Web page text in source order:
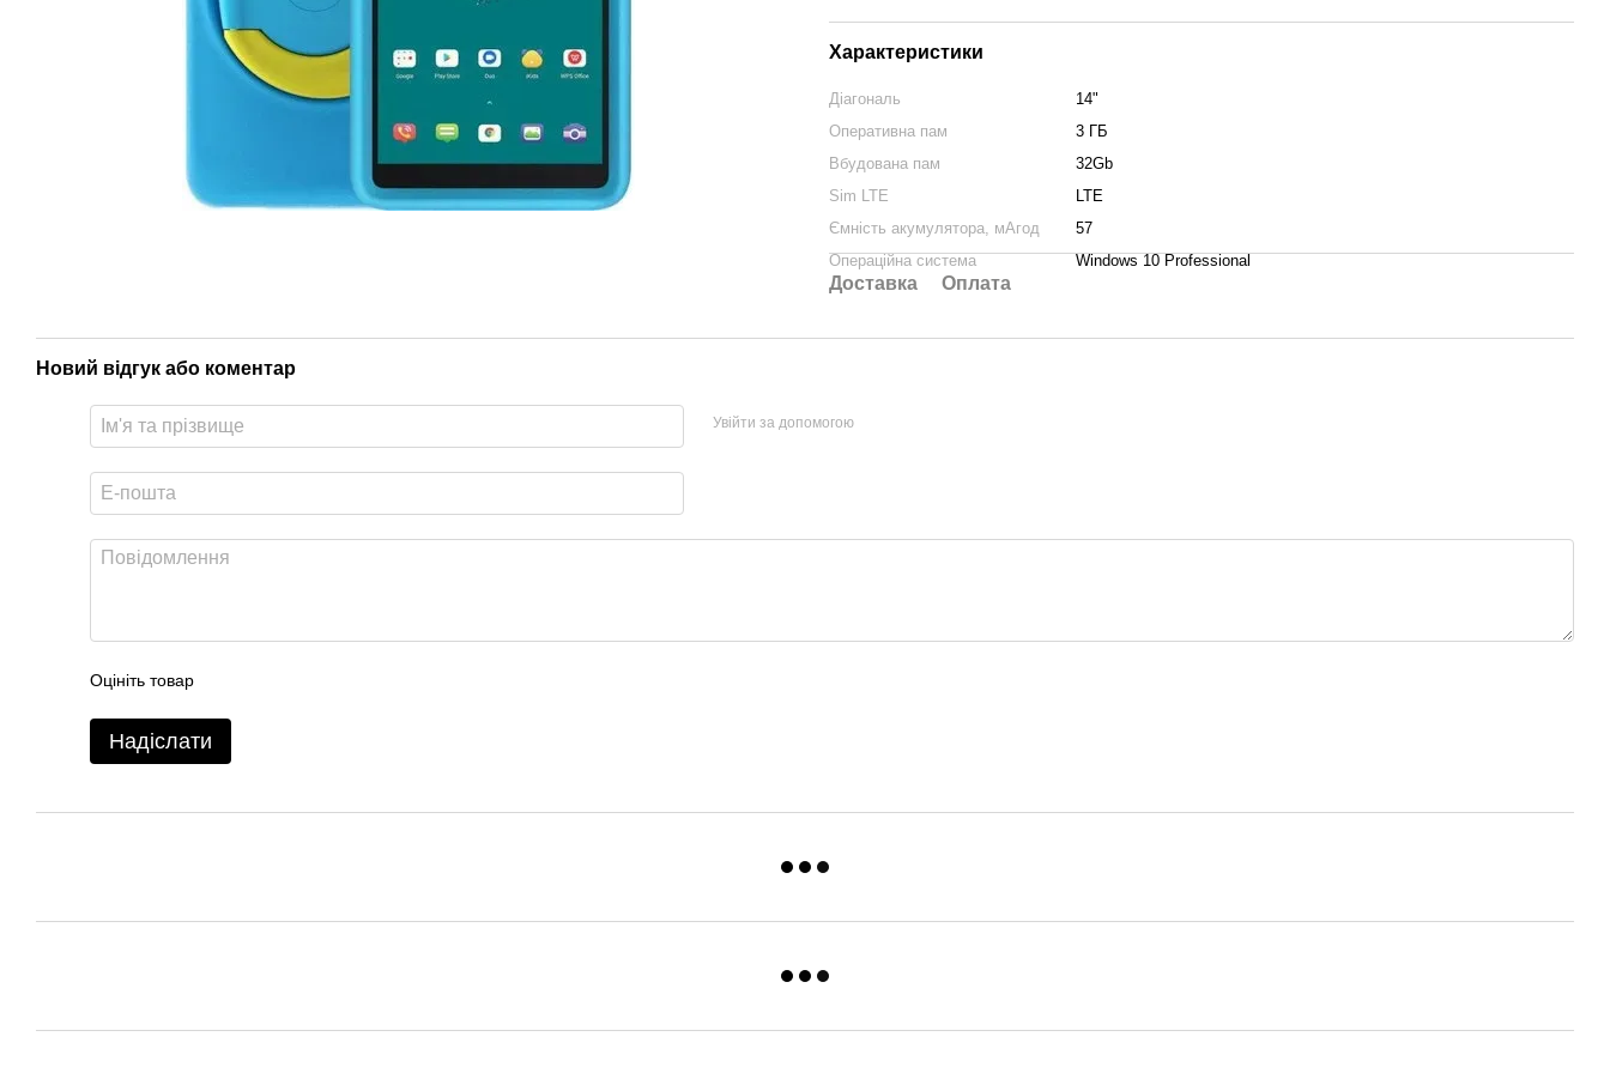
Характеристики
Діагональ
14"
Оперативна пам
3 ГБ
Вбудована пам
32Gb
Sim LTE
LTE
Ємність акумулятора, мАгод
57
Операційна система
Windows 10 Professional
Доставка Оплата
Новий відгук або коментар
Увійти за допомогою
Оцініть товар
Надіслати